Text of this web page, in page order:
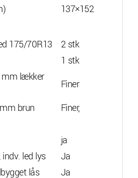
137×152
175/70R13
2 stk
1 stk
mm lækker
Finer
brun
Finer,
ja
led lys
Ja
lås
Ja